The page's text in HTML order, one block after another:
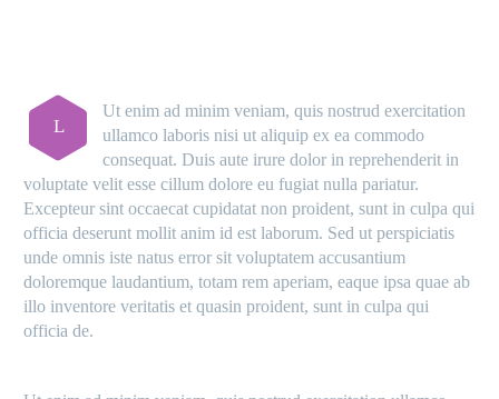
L
Ut enim ad minim veniam, quis nostrud exercitation
ullamco laboris nisi ut aliquip ex ea commodo
consequat. Duis aute irure dolor in reprehenderit in
voluptate velit esse cillum dolore eu fugiat nulla pariatur.
Excepteur sint occaecat cupidatat non proident, sunt in culpa qui
officia deserunt mollit anim id est laborum. Sed ut perspiciatis
unde omnis iste natus error sit voluptatem accusantium
doloremque laudantium, totam rem aperiam, eaque ipsa quae ab
illo inventore veritatis et quasin proident, sunt in culpa qui
officia de.